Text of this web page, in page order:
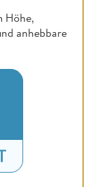
Höhe,
anhebbare